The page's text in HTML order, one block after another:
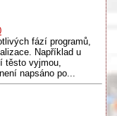
fází programů,
Například u
těsto vyjmou,
napsáno po...